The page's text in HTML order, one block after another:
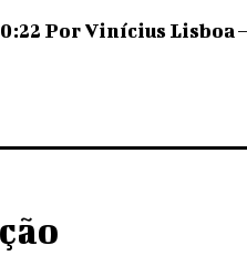
Por Vinícius